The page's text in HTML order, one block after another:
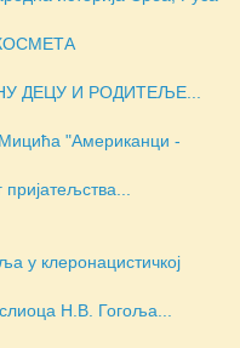
ДЕЦУ И РОДИТЕЉЕ...
"Американци -
пријатељства...
у клеронацистичкој
Н.В. Гогоља...